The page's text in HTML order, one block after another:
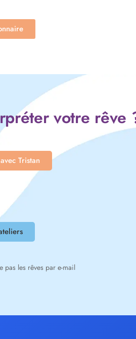
votre rêve
Tristan
pas les rêves par e-mail